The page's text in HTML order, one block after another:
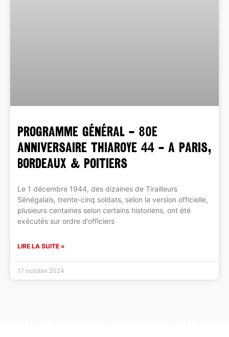
PROGRAMME GÉNÉRAL – 80e
ANNIVERSAIRE THIAROYE 44 – A PARIS,
BORDEAUX & POITIERS
Le 1 décembre 1944, des dizaines de Tirailleurs
Sénégalais, trente-cinq soldats, selon la version officielle,
plusieurs centaines selon certains historiens, ont été
exécutés sur ordre d’officiers
LIRE LA SUITE »
17 octobre 2024